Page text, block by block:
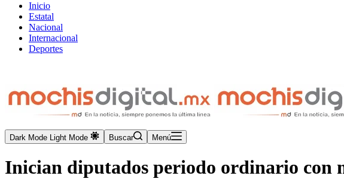
Inicio
Estatal
Nacional
Internacional
Deportes
Dark Mode Light Mode Buscar Menú
Inician diputados periodo ordinario con